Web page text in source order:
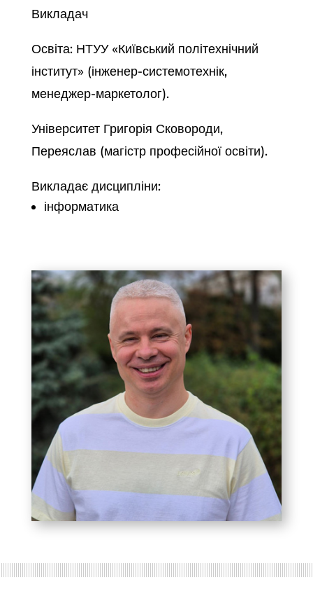
Викладач
Освіта: НТУУ «Київський політехнічний
інститут» (інженер-системотехнік,
менеджер-маркетолог).
Університет Григорія Сковороди,
Переяслав (магістр професійної освіти).
Викладає дисципліни:
інформатика